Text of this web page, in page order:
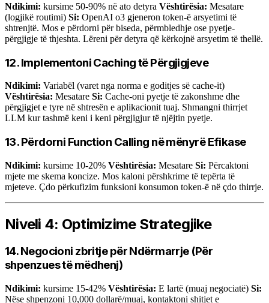
Ndikimi: kursime 50-90% në ato detyra Vështirësia: Mesatare
(logjikë routimi) Si: OpenAI o3 gjeneron token-ë arsyetimi të
shtrenjtë. Mos e përdorni për biseda, përmbledhje ose pyetje-
përgjigje të thjeshta. Lëreni për detyra që kërkojnë arsyetim të thellë.
12. Implementoni Caching të Përgjigjeve
Ndikimi: Variabël (varet nga norma e goditjes së cache-it)
Vështirësia: Mesatare Si: Cache-oni pyetje të zakonshme dhe
përgjigjet e tyre në shtresën e aplikacionit tuaj. Shmangni thirrjet
LLM kur tashmë keni i keni përgjigjur të njëjtin pyetje.
13. Përdorni Function Calling në mënyrë Efikase
Ndikimi: kursime 10-20% Vështirësia: Mesatare Si: Përcaktoni
mjete me skema koncize. Mos kaloni përshkrime të tepërta të
mjeteve. Çdo përkufizim funksioni konsumon token-ë në çdo thirrje.
Niveli 4: Optimizime Strategjike
14. Negocioni zbritje për Ndërmarrje (Për
shpenzues të mëdhenj)
Ndikimi: kursime 15-42% Vështirësia: E lartë (muaj negociatë) Si:
Nëse shpenzoni 10,000 dollarë/muaj, kontaktoni shitjet e